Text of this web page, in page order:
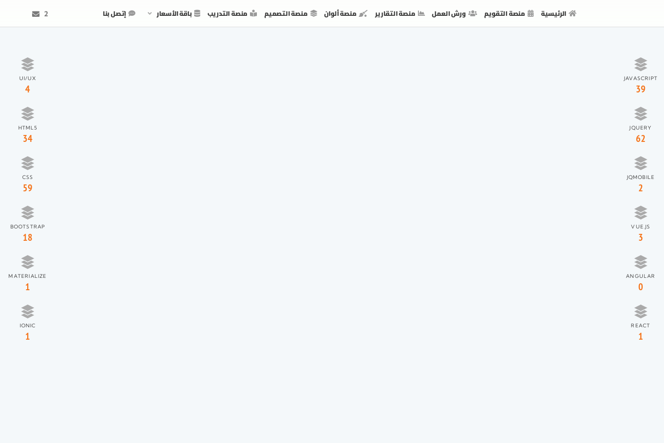
الرئيسية منصة التقويم ورش العمل منصة التقارير منصة ألوان منصة التصميم منصة التدريب باقة الأسعار إتصل بنا 2
JAVASCRIPT
39
JQUERY
62
JQMOBILE
2
VUE.JS
3
ANGULAR
0
REACT
1
UI/UX
4
HTML5
34
CSS
59
BOOTSTRAP
18
MATERIALIZE
1
IONIC
1